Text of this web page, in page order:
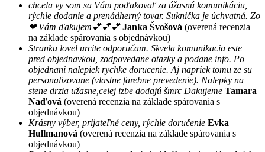
chcela vy som sa Vám poďakovať za úžasnú komunikáciu,
rýchle dodanie a prenádherný tovar. Suknička je úchvatná. Zo
❤ Vám ďakujem💕💕💕 Janka Švošová (overená recenzia
na základe spárovania s objednávkou)
Stranku lovel urcite odporučam. Skvela komunikacia este
pred objednavkou, zodpovedane otazky a podane info. Po
objednani nalepiek rychke dorucenie. Aj napriek tomu ze su
personalizovane (vlastne farebne prevedenie). Nalepky na
stene drzia užasne,celej izbe dodajú šmrc Dakujeme Tamara
Naďová (overená recenzia na základe spárovania s
objednávkou)
Krásny výber, prijateľné ceny, rýchle doručenie Evka
Hullmanová (overená recenzia na základe spárovania s
objednávkou)